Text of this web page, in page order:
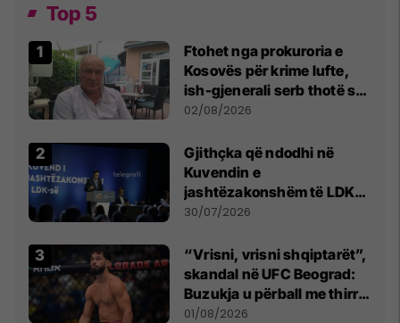
Top 5
Ftohet nga prokuroria e
Kosovës për krime lufte,
ish-gjenerali serb thotë se
dikush e tradhtoi në
02/08/2026
Gjithçka që ndodhi në
Kuvendin e
jashtëzakonshëm të LDK-
së
30/07/2026
“Vrisni, vrisni shqiptarët”,
skandal në UFC Beograd:
Buzukja u përball me thirrje
anti-shqiptare nga
01/08/2026